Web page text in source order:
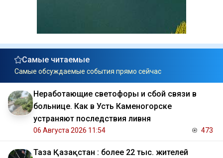
Самые читаемые
Самые обсуждаемые события прямо сейчас
Неработающие светофоры и сбой связи в
больнице. Как в Усть Каменогорске
устраняют последствия ливня
06 Августа 2026 11:54 473
Таза Қазақстан : более 22 тыс. жителей